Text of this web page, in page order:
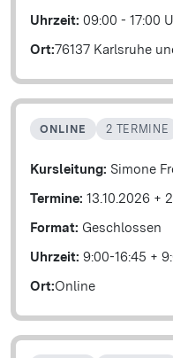
Uhrzeit: 09:00 - 17:00
Ort:76137 Karlsruhe
ONLINE 2 TERMINE
Kursleitung: Simone
Termine: 13.10.2026 +
Format: Geschlossen
Uhrzeit: 9:00-16:45 +
Ort:Online